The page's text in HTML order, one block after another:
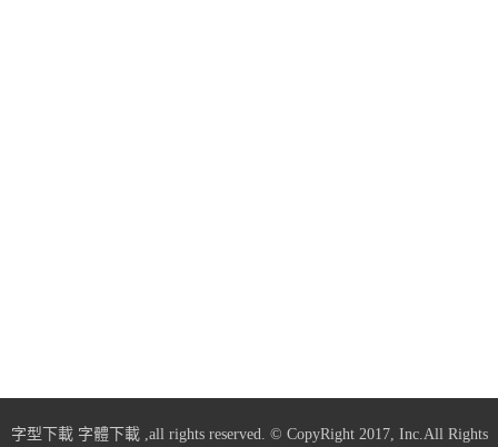
字型下載 字體下載,all rights reserved. © CopyRight 2017, Inc.All Rights